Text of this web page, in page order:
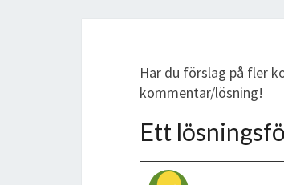
Har du förslag på fler
kommentar/lösning!
Ett